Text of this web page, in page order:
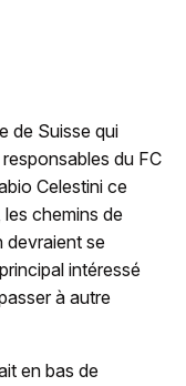
de Suisse qui
du FC
Celestini ce
chemins de
devraient se
intéressé
à autre
en bas de